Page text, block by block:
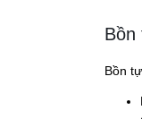
Bồn
Bồn